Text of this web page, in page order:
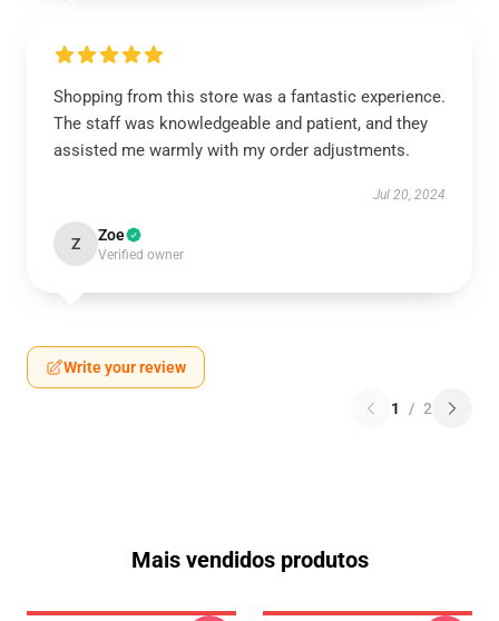
Shopping from this store was a fantastic experience.
The staff was knowledgeable and patient, and they
assisted me warmly with my order adjustments.
Jul 20, 2024
Z Zoe
Verified owner
Write your review
1 / 2
Mais vendidos produtos